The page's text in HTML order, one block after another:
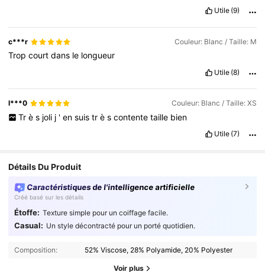
Utile (9)
c***r Couleur: Blanc / Taille: M
Tropcourtdans le longueur
Utile (8)
l***0 Couleur: Blanc / Taille: XS
Tr è s joli j ' en suis tr è s contente taille bien
Utile (7)
Détails Du Produit
Caractéristiques de l'intelligence artificielle
Créé basé sur les détails
Étoffe: Texture simple pour un coiffage facile.
Casual: Un style décontracté pour un porté quotidien.
Composition: 52% Viscose, 28% Polyamide, 20% Polyester
Voir plus